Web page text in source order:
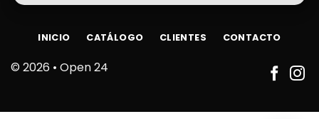
© 2026 • Open 24
INICIO CATÁLOGO CLIENTES CONTACTO